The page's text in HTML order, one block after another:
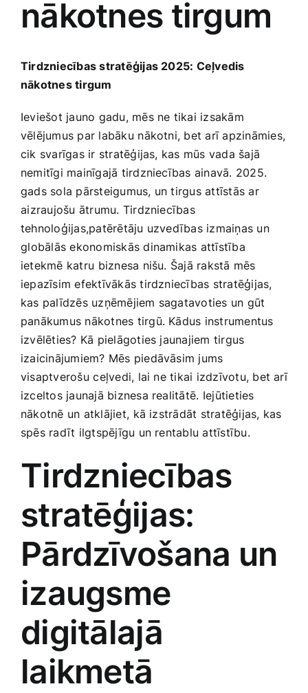
Medicīnas preces
Pārtikas preces
Preces birojam
Preces pieaugušajiem
Rotaļlietas, bērnu preces
Smaržas, kosmētika
Sports, tūrisms un atpūta
TV un Sadzīves tehnika
Zoo preces
nākotnes tirgum
Tirdzniecības stratēģijas 2025: Ceļvedis
nākotnes​ tirgum
Ieviešot jauno gadu, mēs ne tikai izsakām
vēlējumus par labāku ⁤nākotni, bet arī apzināmies,
cik svarīgas ir stratēģijas, ‍kas mūs vada šajā
nemitīgi mainīgajā tirdzniecības ainavā. 2025.
gads sola pārsteigumus,‌ un tirgus attīstās ar
⁣aizraujošu ‍ātrumu. Tirdzniecības
tehnoloģijas,patērētāju uzvedības izmaiņas un
⁤globālās ekonomiskās dinamikas attīstība
ietekmē​ katru⁢ biznesa nišu. Šajā rakstā mēs
iepazīsim efektīvākās tirdzniecības stratēģijas,
kas palīdzēs uzņēmējiem sagatavoties un gūt
panākumus nākotnes tirgū. Kādus instrumentus
izvēlēties? Kā pielāgoties jaunajiem tirgus
izaicinājumiem? Mēs piedāvāsim jums
visaptverošu⁤ ceļvedi, lai ne tikai izdzīvotu, bet arī
izceltos jaunajā biznesa realitātē.⁢ Iejūtieties
nākotnē un atklājiet,⁤ kā ‍izstrādāt stratēģijas,​ kas
spēs radīt ilgtspējīgu un rentablu attīstību.
Tirdzniecības
stratēģijas:‍
Pārdzīvošana un
izaugsme
digitālajā
laikmetā